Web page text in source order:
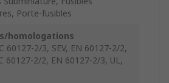
Porte-fusibles
homologations
60127-2/3, SEV, EN 60127-2/2,
60127-2/2, EN 60127-2/3, UL,